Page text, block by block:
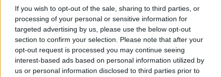
If you wish to opt-out of the sale, sharing to third parties, or
processing of your personal or sensitive information for
targeted advertising by us, please use the below opt-out
section to confirm your selection. Please note that after your
opt-out request is processed you may continue seeing
interest-based ads based on personal information utilized by
us or personal information disclosed to third parties prior to
arattak, így például Grammy-jelöléseket, az MTV Music
Awards és a Rolling Stone magazin díjait, nem utolsósorban
pedig kétszer (1997, 1998) a Brit Award-öt ?a legjobb brit
tánczenekar? kategóriában.